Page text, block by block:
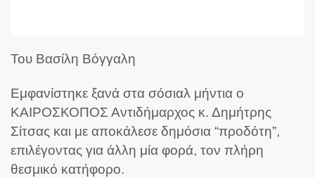
Του Βασίλη Βόγγαλη
Εμφανίστηκε ξανά στα σόσιαλ μήντια ο
ΚΑΙΡΟΣΚΟΠΟΣ Αντιδήμαρχος κ. Δημήτρης
Σίτσας και με αποκάλεσε δημόσια “προδότη”,
επιλέγοντας για άλλη μία φορά, τον πλήρη
θεσμικό κατήφορο.